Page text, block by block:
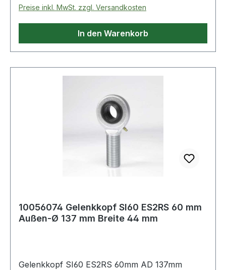
Preise inkl. MwSt. zzgl. Versandkosten
In den Warenkorb
10056074 Gelenkkopf SI60 ES2RS 60 mm
Außen-Ø 137 mm Breite 44 mm
Gelenkkopf SI60 ES2RS 60mm AD 137mm